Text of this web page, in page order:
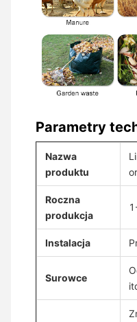
Parametry
Nazwa
produktu
Roczna
produkcja
Instalacja
Surowce